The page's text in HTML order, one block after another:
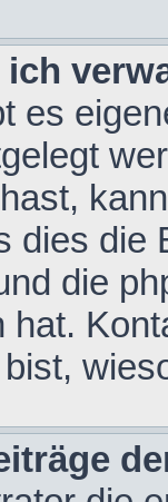
ich
es
dies die
die
hat.